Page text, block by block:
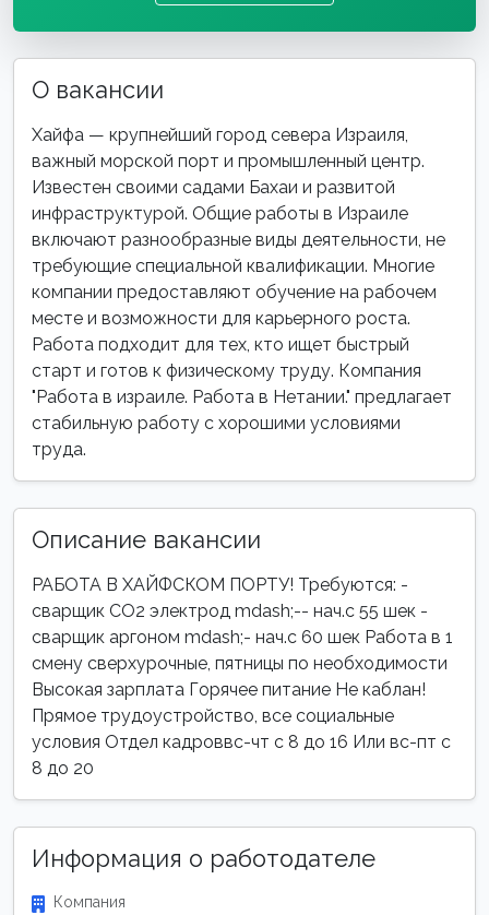
О вакансии
Хайфа — крупнейший город севера Израиля,
важный морской порт и промышленный центр.
Известен своими садами Бахаи и развитой
инфраструктурой. Общие работы в Израиле
включают разнообразные виды деятельности, не
требующие специальной квалификации. Многие
компании предоставляют обучение на рабочем
месте и возможности для карьерного роста.
Работа подходит для тех, кто ищет быстрый
старт и готов к физическому труду. Компания
"Работа в израиле. Работа в Нетании." предлагает
стабильную работу с хорошими условиями
труда.
Описание вакансии
РАБОТА В ХАЙФСКОМ ПОРТУ! Требуются: -
сварщик СО2 электрод mdash;-- нач.с 55 шек -
сварщик аргоном mdash;- нач.с 60 шек Работа в 1
смену сверхурочные, пятницы по необходимости
Высокая зарплата Горячее питание Не каблан!
Прямое трудоустройство, все социальные
условия Отдел кадроввс-чт с 8 до 16 Или вс-пт с
8 до 20
Информация о работодателе
Компания